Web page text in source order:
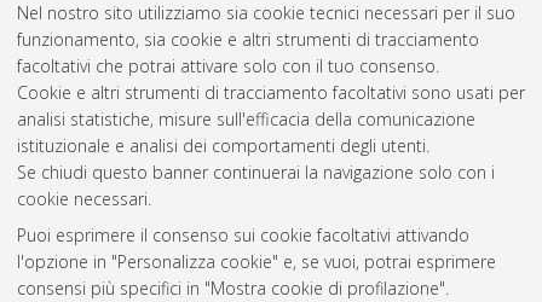
Nel nostro sito utilizziamo sia cookie tecnici necessari per il suo
funzionamento, sia cookie e altri strumenti di tracciamento
facoltativi che potrai attivare solo con il tuo consenso.
Cookie e altri strumenti di tracciamento facoltativi sono usati per
analisi statistiche, misure sull'efficacia della comunicazione
istituzionale e analisi dei comportamenti degli utenti.
Se chiudi questo banner continuerai la navigazione solo con i
cookie necessari.
Puoi esprimere il consenso sui cookie facoltativi attivando
l'opzione in "Personalizza cookie" e, se vuoi, potrai esprimere
consensi più specifici in "Mostra cookie di profilazione".
magistrale], Università di Bologna, Corso di Studio in
Ingegneria e scienze informatiche [LM-DM270] - Cesena
Documento full-text non disponibile
Questa lista e' stata generata ilThu Aug 6 17:44:37 2026
CEST
Atom
Rss 1.0